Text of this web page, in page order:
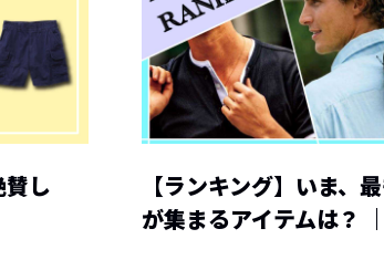
賛し
【ランキング】いま、
が集まるアイテムは？